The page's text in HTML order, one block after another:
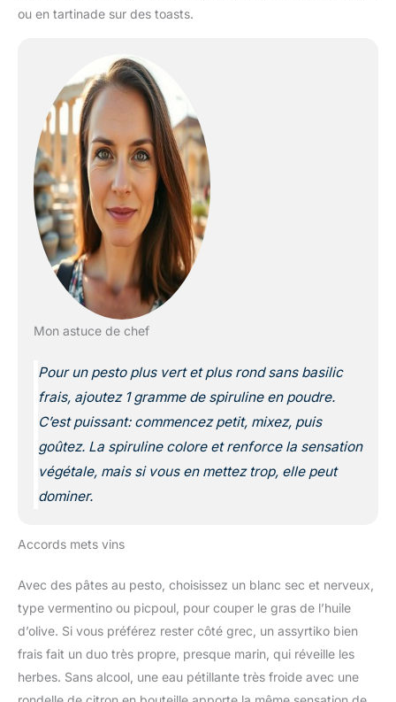
ou en tartinade sur des toasts.
Mon astuce de chef
Pour un pesto plus vert et plus rond sans basilic
frais, ajoutez 1 gramme de spiruline en poudre.
C’est puissant: commencez petit, mixez, puis
goûtez. La spiruline colore et renforce la sensation
végétale, mais si vous en mettez trop, elle peut
dominer.
Accords mets vins
Avec des pâtes au pesto, choisissez un blanc sec et nerveux,
type vermentino ou picpoul, pour couper le gras de l’huile
d’olive. Si vous préférez rester côté grec, un assyrtiko bien
frais fait un duo très propre, presque marin, qui réveille les
herbes. Sans alcool, une eau pétillante très froide avec une